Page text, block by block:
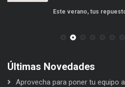
Este verano, tus repuestos tienen
Últimas Novedades
Aprovecha para poner tu equipo